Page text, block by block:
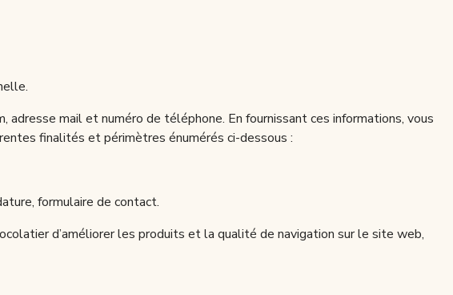
adresse mail et numéro de téléphone. En fournissant ces informations, vous
finalités et périmètres énumérés ci-dessous :
formulaire de contact.
d’améliorer les produits et la qualité de navigation sur le site web,